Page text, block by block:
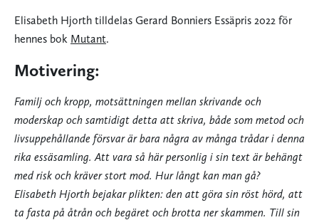
Elisabeth Hjorth tilldelas Gerard Bonniers Essäpris 2022 för
hennes bok Mutant.
Motivering:
Familj och kropp, motsättningen mellan skrivande och
moderskap och samtidigt detta att skriva, både som metod och
livsuppehållande försvar är bara några av många trådar i denna
rika essäsamling. Att vara så här personlig i sin text är behängt
med risk och kräver stort mod. Hur långt kan man gå?
Elisabeth Hjorth bejakar plikten: den att göra sin röst hörd, att
ta fasta på åtrån och begäret och brotta ner skammen. Till sin